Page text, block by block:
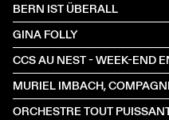
BERN IST ÜBERALL
GINA FOLLY
CCS AU NEST - WEEK-END
ORCHESTRE TOUT